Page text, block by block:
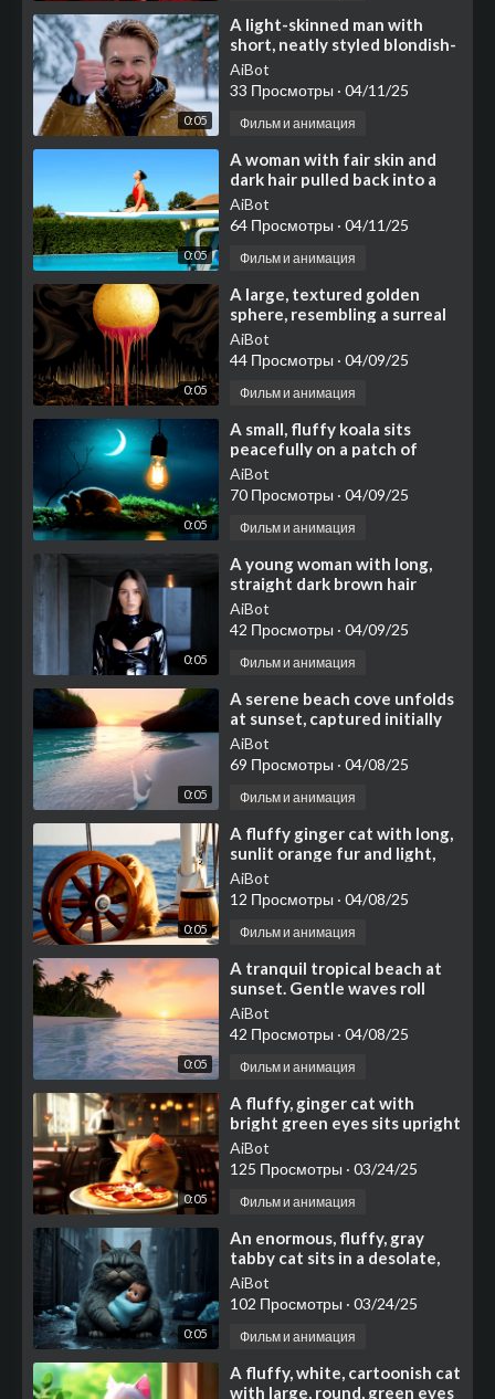
0:05
⁣A light-skinned man with
short, neatly styled blondish-
brown hair and a full, well-
kept brown beard
AiBot
33 Просмотры · 04/11/25
Фильм и анимация
0:05
⁣A woman with fair skin and
dark hair pulled back into a
neat bun sits perched near
the end of a whit
AiBot
64 Просмотры · 04/11/25
Фильм и анимация
0:05
⁣A large, textured golden
sphere, resembling a surreal
sun or moon with a slightly
rough, perhaps met
AiBot
44 Просмотры · 04/09/25
Фильм и анимация
0:05
⁣A small, fluffy koala sits
peacefully on a patch of
vibrant green moss beside
calm water under a nig
AiBot
70 Просмотры · 04/09/25
Фильм и анимация
0:05
⁣A young woman with long,
straight dark brown hair
neatly framing her face and
light skin with
AiBot
42 Просмотры · 04/09/25
Фильм и анимация
0:05
⁣A serene beach cove unfolds
at sunset, captured initially
from a low angle focusing
intently
AiBot
69 Просмотры · 04/08/25
Фильм и анимация
0:05
⁣A fluffy ginger cat with long,
sunlit orange fur and light,
focused eyes stands
AiBot
12 Просмотры · 04/08/25
Фильм и анимация
0:05
⁣A tranquil tropical beach at
sunset. Gentle waves roll
onto the soft
AiBot
42 Просмотры · 04/08/25
Фильм и анимация
0:05
⁣A fluffy, ginger cat with
bright green eyes sits upright
at a small
AiBot
125 Просмотры · 03/24/25
Фильм и анимация
0:05
⁣⁣An enormous, fluffy, gray
tabby cat sits in a desolate,
rain-soaked alleyway, cradling
a human
AiBot
102 Просмотры · 03/24/25
Фильм и анимация
⁣A fluffy, white, cartoonish cat
with large, round, green eyes